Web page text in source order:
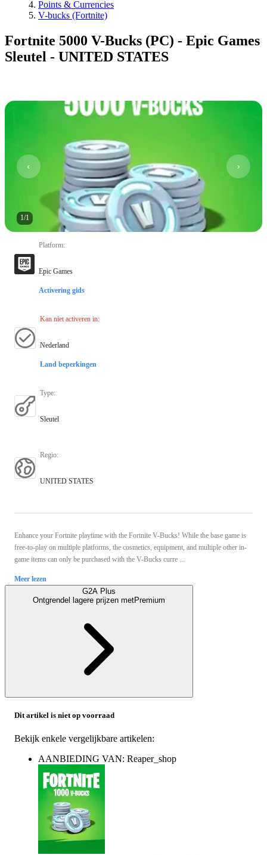
Points & Currencies
V-bucks (Fortnite)
Fortnite 5000 V-Bucks (PC) - Epic Games
Sleutel - UNITED STATES
1/1
Platform:
Epic Games
Activering gids
Kan niet activeren in:
Nederland
Land beperkingen
Type:
Sleutel
Regio:
UNITED STATES
Enhance your Fortnite playtime with the Fortnite V-Bucks! While the base game is
free-to-play on multiple platforms, the cosmetics, equipment, and multiple other in-
game items can only be purchased with the V-Bucks curre ...
Meer lezen
G2A Plus
Ontgrendel lagere prijzen metPremium
Dit artikel is niet op voorraad
Bekijk enkele vergelijkbare artikelen:
AANBIEDING VAN: Reaper_shop